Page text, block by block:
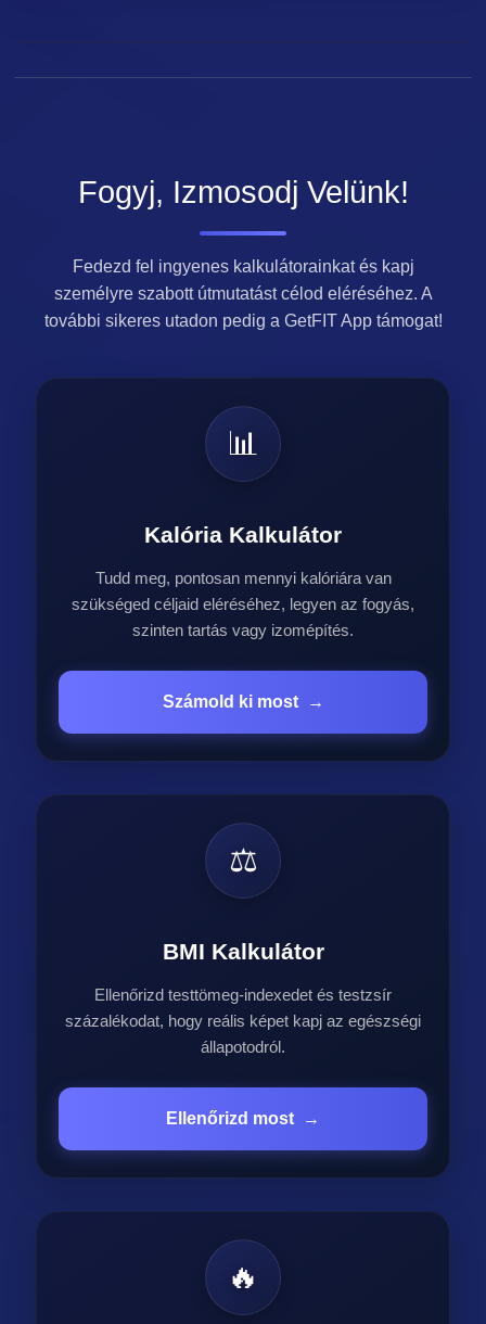
Fogyj, Izmosodj Velünk!
Fedezd fel ingyenes kalkulátorainkat és kapj
személyre szabott útmutatást célod eléréséhez. A
további sikeres utadon pedig a GetFIT App támogat!
📊
Kalória Kalkulátor
Tudd meg, pontosan mennyi kalóriára van
szükséged céljaid eléréséhez, legyen az fogyás,
szinten tartás vagy izomépítés.
Számold ki most →
⚖️
BMI Kalkulátor
Ellenőrizd testtömeg-indexedet és testzsír
százalékodat, hogy reális képet kapj az egészségi
állapotodról.
Ellenőrizd most →
🔥